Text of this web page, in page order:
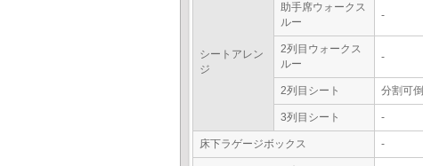
シートアレン
ジ
助手席ウォークス
ルー
-
2列目ウォークス
ルー
-
2列目シート 分割可倒
3列目シート -
床下ラゲージボックス -